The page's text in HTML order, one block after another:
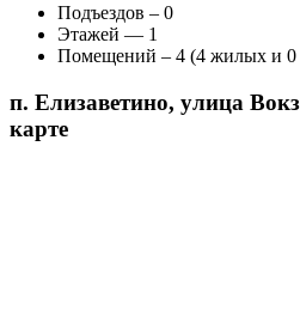
Подъездов – 0
Этажей — 1
Помещений – 4 (4 жилых и
п. Елизаветино, улица
карте